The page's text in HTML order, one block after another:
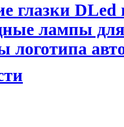
глазки DLed
лампы
логотипа